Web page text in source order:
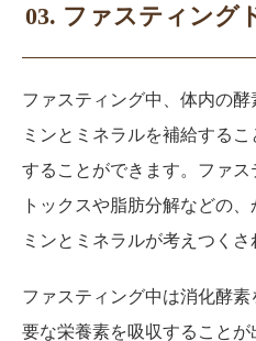
03. ファスティング
ファスティング中、体内の
ミンとミネラルを補給する
することができます。ファ
トックスや脂肪分解などの
ミンとミネラルが考えつくさ
ファスティング中は消化酵
要な栄養素を吸収すること